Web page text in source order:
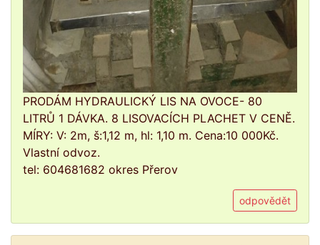
PRODÁM HYDRAULICKÝ LIS NA OVOCE- 80
LITRŮ 1 DÁVKA. 8 LISOVACÍCH PLACHET V CENĚ.
MÍRY: V: 2m, š:1,12 m, hl: 1,10 m. Cena:10 000Kč.
Vlastní odvoz.
tel: 604681682 okres Přerov
odpovědět